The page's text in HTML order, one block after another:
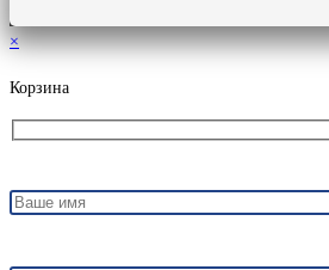
×
Корзина